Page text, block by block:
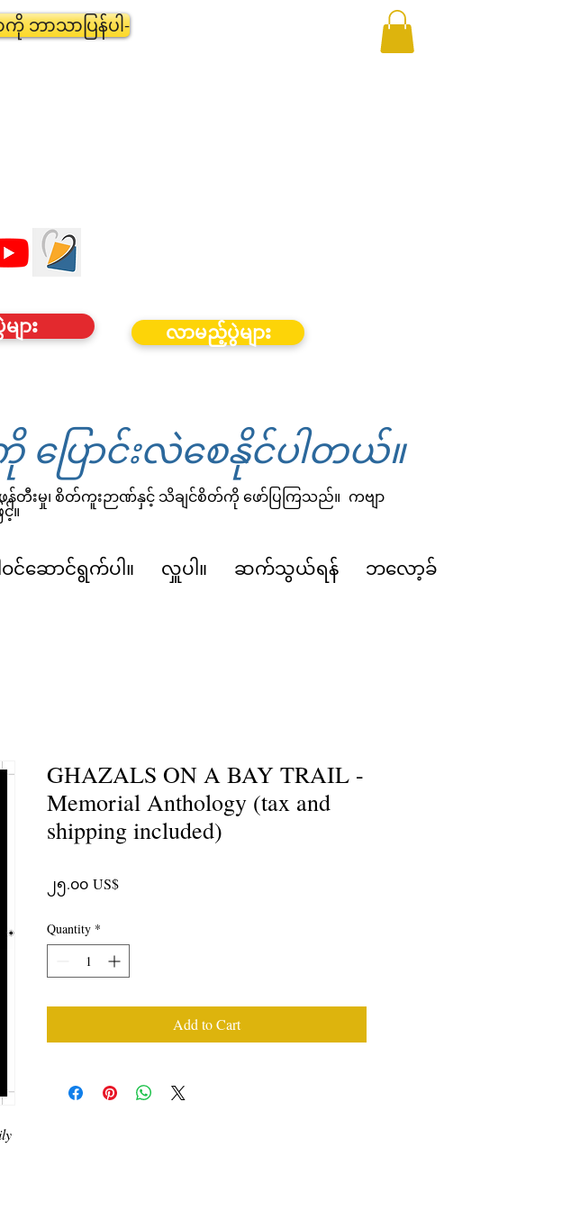
ဘာသာပြန်ပါ-
ား လာမည့်ပွဲများ
ြောင်းလဲစေနိုင်ပါတယ်။
န်တီးမှု၊ စိတ်ကူးဉာဏ်နှင့် သိချင်စိတ်ကို ဖော်ပြကြသည်။ ကဗျာ
င့်။
ဝင်ဆောင်ရွက်ပါ။ လှူပါ။ ဆက်သွယ်ရန် ဘလော့ခ်
GHAZALS ON A BAY TRAIL -
Memorial Anthology (tax and
shipping included)
၂၅.၀၀ US$
Quantity *
Add to Cart